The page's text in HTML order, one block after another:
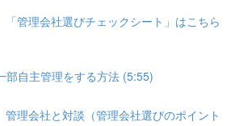
管理会社選びチェックシート」はこちら
自主管理をする方法 (5:55)
理会社と対談（管理会社選びのポイント